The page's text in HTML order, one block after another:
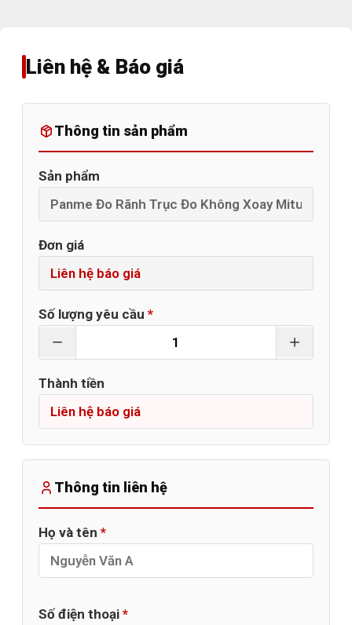
Liên hệ & Báo giá
Thông tin sản phẩm
Sản phẩm
Đơn giá
Số lượng yêu cầu *
Thành tiền
Thông tin liên hệ
Họ và tên *
Số điện thoại *